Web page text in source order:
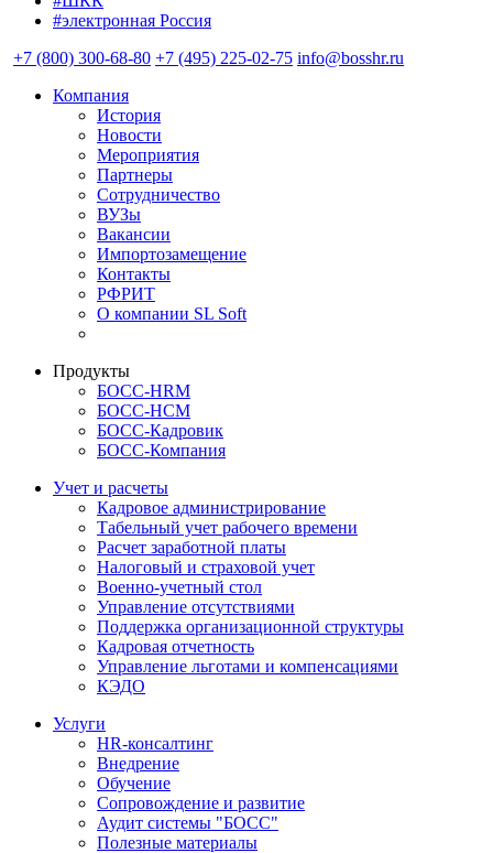
#электронная Россия
+7 (800) 300-68-80 +7 (495) 225-02-75 info@bosshr.ru
Компания
История
Новости
Мероприятия
Партнеры
Сотрудничество
ВУЗы
Вакансии
Импортозамещение
Контакты
РФРИТ
О компании SL Soft
Продукты
БОСС-HRM
БОСС-HCM
БОСС-Кадровик
БОСС-Компания
Учет и расчеты
Кадровое администрирование
Табельный учет рабочего времени
Расчет заработной платы
Налоговый и страховой учет
Военно-учетный стол
Управление отсутствиями
Поддержка организационной структуры
Кадровая отчетность
Управление льготами и компенсациями
КЭДО
Услуги
HR-консалтинг
Внедрение
Обучение
Сопровождение и развитие
Аудит системы "БОСС"
Полезные материалы